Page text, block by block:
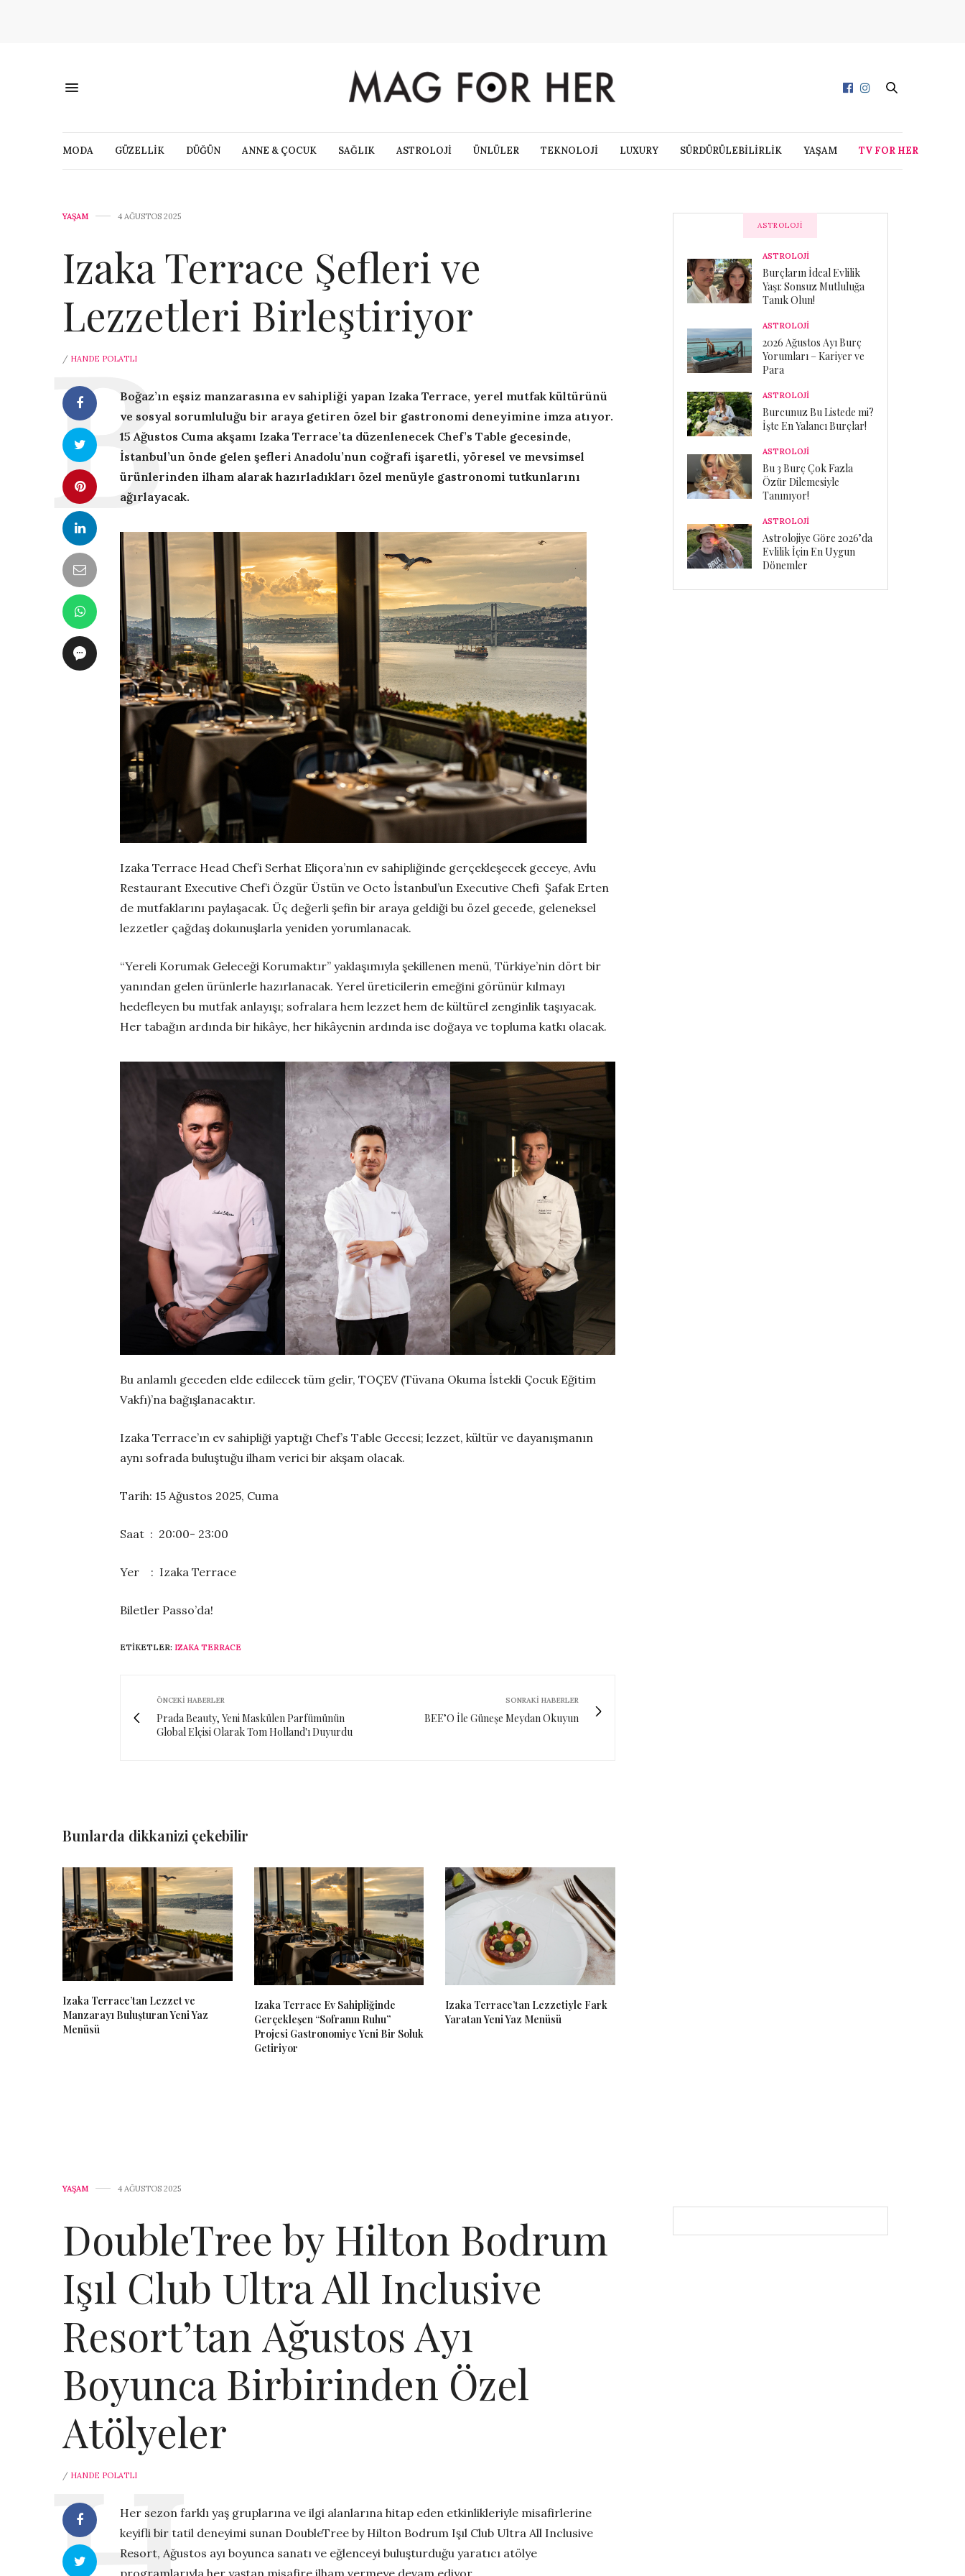
MODA GÜZELLİK DÜĞÜN ANNE & ÇOCUK SAĞLIK ASTROLOJİ ÜNLÜLER TEKNOLOJİ LUXURY SÜRDÜRÜLEBİLİRLİK YAŞAM TV FOR HER
YAŞAM 4 AĞUSTOS 2025
Izaka Terrace Şefleri ve
Lezzetleri Birleştiriyor
/ HANDE POLATLI
Boğaz’ın eşsiz manzarasına ev sahipliği yapan Izaka Terrace, yerel mutfak kültürünü
ve sosyal sorumluluğu bir araya getiren özel bir gastronomi deneyimine imza atıyor.
15 Ağustos Cuma akşamı Izaka Terrace’ta düzenlenecek Chef’s Table gecesinde,
İstanbul’un önde gelen şefleri Anadolu’nun coğrafi işaretli, yöresel ve mevsimsel
ürünlerinden ilham alarak hazırladıkları özel menüyle gastronomi tutkunlarını
ağırlayacak.
Izaka Terrace Head Chef’i Serhat Eliçora’nın ev sahipliğinde gerçekleşecek geceye, Avlu
Restaurant Executive Chef’i Özgür Üstün ve Octo İstanbul’un Executive Chefi Şafak Erten
de mutfaklarını paylaşacak. Üç değerli şefin bir araya geldiği bu özel gecede, geleneksel
lezzetler çağdaş dokunuşlarla yeniden yorumlanacak.
“Yereli Korumak Geleceği Korumaktır” yaklaşımıyla şekillenen menü, Türkiye’nin dört bir
yanından gelen ürünlerle hazırlanacak. Yerel üreticilerin emeğini görünür kılmayı
hedefleyen bu mutfak anlayışı; sofralara hem lezzet hem de kültürel zenginlik taşıyacak.
Her tabağın ardında bir hikâye, her hikâyenin ardında ise doğaya ve topluma katkı olacak.
Bu anlamlı geceden elde edilecek tüm gelir, TOÇEV (Tüvana Okuma İstekli Çocuk Eğitim
Vakfı)’na bağışlanacaktır.
Izaka Terrace’ın ev sahipliği yaptığı Chef’s Table Gecesi; lezzet, kültür ve dayanışmanın
aynı sofrada buluştuğu ilham verici bir akşam olacak.
Tarih: 15 Ağustos 2025, Cuma
Saat : 20:00- 23:00
Yer : Izaka Terrace
Biletler Passo’da!
ETIKETLER: IZAKA TERRACE
ÖNCEKI HABERLER
Prada Beauty, Yeni Maskülen Parfümünün
Global Elçisi Olarak Tom Holland'ı Duyurdu
SONRAKI HABERLER
BEE’O İle Güneşe Meydan Okuyun
Bunlarda dikkanizi çekebilir
Izaka Terrace’tan Lezzet ve
Manzarayı Buluşturan Yeni Yaz
Menüsü
Izaka Terrace Ev Sahipliğinde
Gerçekleşen “Sofranın Ruhu”
Projesi Gastronomiye Yeni Bir Soluk
Getiriyor
Izaka Terrace’tan Lezzetiyle Fark
Yaratan Yeni Yaz Menüsü
ASTROLOJI
ASTROLOJİ
Burçların İdeal Evlilik
Yaşı: Sonsuz Mutluluğa
Tanık Olun!
ASTROLOJİ
2026 Ağustos Ayı Burç
Yorumları – Kariyer ve
Para
ASTROLOJİ
Burcunuz Bu Listede mi?
İşte En Yalancı Burçlar!
ASTROLOJİ
Bu 3 Burç Çok Fazla
Özür Dilemesiyle
Tanınıyor!
ASTROLOJİ
Astrolojiye Göre 2026’da
Evlilik İçin En Uygun
Dönemler
YAŞAM 4 AĞUSTOS 2025
DoubleTree by Hilton Bodrum
Işıl Club Ultra All Inclusive
Resort’tan Ağustos Ayı
Boyunca Birbirinden Özel
Atölyeler
/ HANDE POLATLI
Her sezon farklı yaş gruplarına ve ilgi alanlarına hitap eden etkinlikleriyle misafirlerine
keyifli bir tatil deneyimi sunan DoubleTree by Hilton Bodrum Işıl Club Ultra All Inclusive
Resort, Ağustos ayı boyunca sanatı ve eğlenceyi buluşturduğu yaratıcı atölye